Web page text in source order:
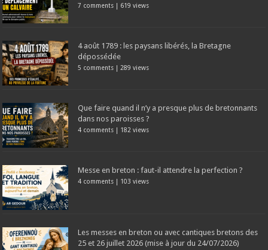
7 comments | 619 views
4 août 1789 : les paysans libérés, la Bretagne
dépossédée
5 comments | 289 views
Que faire quand il n’y a presque plus de bretonnants
dans nos paroisses ?
4 comments | 182 views
Messe en breton : faut-il attendre la perfection ?
4 comments | 103 views
Les messes en breton ou avec cantiques bretons des
25 et 26 juillet 2026 (mise à jour du 24/07/2026)